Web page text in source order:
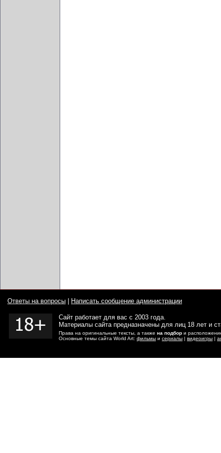
Ответы на вопросы Написать сообщение администрации
Сайт работает для вас с 2003 года.
Материалы сайта предназначены для лиц 18 лет и
Права на оригинальные тексты, а также на подбор и
Основные темы сайта World Art: фильмы и сериалы | видеоигры |